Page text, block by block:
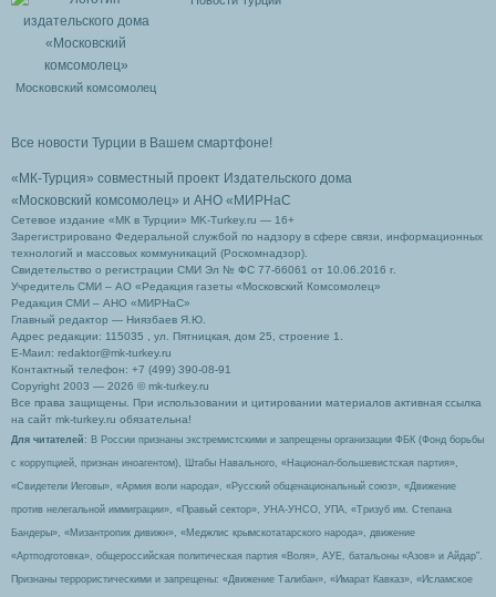
Московский комсомолец
Все новости Турции в Вашем смартфоне!
«МК-Турция» совместный проект Издательского дома
«Московский комсомолец» и АНО «МИРНаС
Сетевое издание «МК в Турции» MK-Turkey.ru — 16+
Зарегистрировано Федеральной службой по надзору в сфере связи, информационных
технологий и массовых коммуникаций (Роскомнадзор).
Свидетельство о регистрации СМИ Эл № ФС 77-66061 от 10.06.2016 г.
Учредитель СМИ – АО «Редакция газеты «Московский Комсомолец»
Редакция СМИ – АНО «МИРНаС»
Главный редактор — Ниязбаев Я.Ю.
Адрес редакции: 115035 , ул. Пятницкая, дом 25, строение 1.
Е-Маил: redaktor@mk-turkey.ru
Контактный телефон: +7 (499) 390-08-91
Copyright 2003 — 2026 © mk-turkey.ru
Все права защищены. При использовании и цитировании материалов активная ссылка
на сайт mk-turkey.ru обязательна!
Для читателей : В России признаны экстремистскими и запрещены организации ФБК (Фонд борьбы
с коррупцией, признан иноагентом), Штабы Навального, «Национал-большевистская партия»,
«Свидетели Иеговы», «Армия воли народа», «Русский общенациональный союз», «Движение
против нелегальной иммиграции», «Правый сектор», УНА-УНСО, УПА, «Тризуб им. Степана
Бандеры», «Мизантропик дивижн», «Меджлис крымскотатарского народа», движение
«Артподготовка», общероссийская политическая партия «Воля», АУЕ, батальоны «Азов» и Айдар″.
Признаны террористическими и запрещены: «Движение Талибан», «Имарат Кавказ», «Исламское